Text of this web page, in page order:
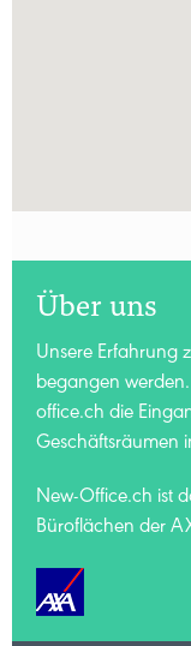
Über uns
Unsere Erfahrung
begangen
office.ch die
Geschäftsräumen
New-Office.ch ist
Büroflächen der